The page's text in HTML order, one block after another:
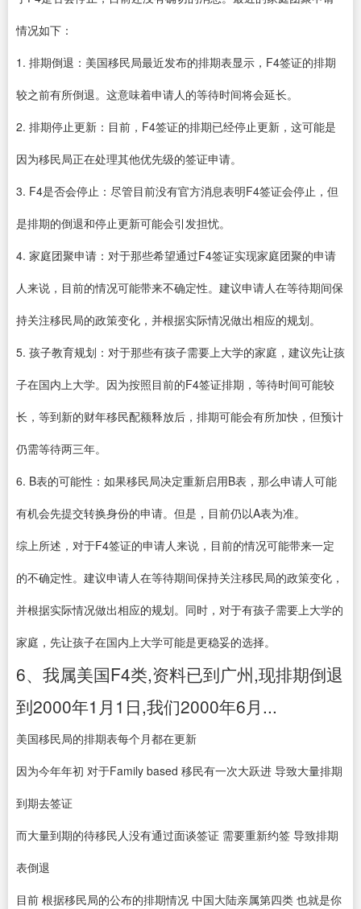
情况如下：
1. 排期倒退：美国移民局最近发布的排期表显示，F4签证的排期
较之前有所倒退。这意味着申请人的等待时间将会延长。
2. 排期停止更新：目前，F4签证的排期已经停止更新，这可能是
因为移民局正在处理其他优先级的签证申请。
3. F4是否会停止：尽管目前没有官方消息表明F4签证会停止，但
是排期的倒退和停止更新可能会引发担忧。
4. 家庭团聚申请：对于那些希望通过F4签证实现家庭团聚的申请
人来说，目前的情况可能带来不确定性。建议申请人在等待期间保
持关注移民局的政策变化，并根据实际情况做出相应的规划。
5. 孩子教育规划：对于那些有孩子需要上大学的家庭，建议先让孩
子在国内上大学。因为按照目前的F4签证排期，等待时间可能较
长，等到新的财年移民配额释放后，排期可能会有所加快，但预计
仍需等待两三年。
6. B表的可能性：如果移民局决定重新启用B表，那么申请人可能
有机会先提交转换身份的申请。但是，目前仍以A表为准。
综上所述，对于F4签证的申请人来说，目前的情况可能带来一定
的不确定性。建议申请人在等待期间保持关注移民局的政策变化，
并根据实际情况做出相应的规划。同时，对于有孩子需要上大学的
家庭，先让孩子在国内上大学可能是更稳妥的选择。
6、我属美国F4类,资料已到广州,现排期倒退
到2000年1月1日,我们2000年6月...
美国移民局的排期表每个月都在更新
因为今年年初 对于Family based 移民有一次大跃进 导致大量排期
到期去签证
而大量到期的待移民人没有通过面谈签证 需要重新约签 导致排期
表倒退
目前 根据移民局的公布的排期情况 中国大陆亲属第四类 也就是你